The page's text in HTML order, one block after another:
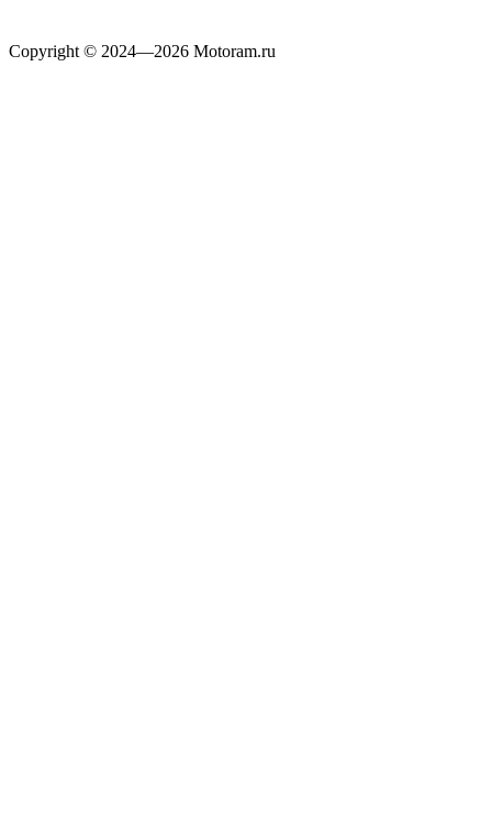
Copyright © 2024—2026 Motoram.ru